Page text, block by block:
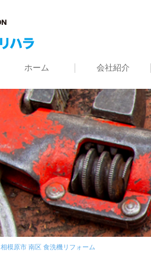
ホーム 会社紹介
相模原市 南区 食洗機リフォーム